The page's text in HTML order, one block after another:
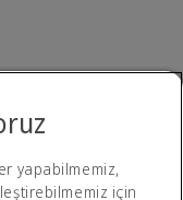
yapabilmemiz,
için